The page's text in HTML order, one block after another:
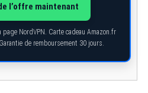
l’offre maintenant
NordVPN. Carte cadeau Amazon.fr
de remboursement 30 jours.